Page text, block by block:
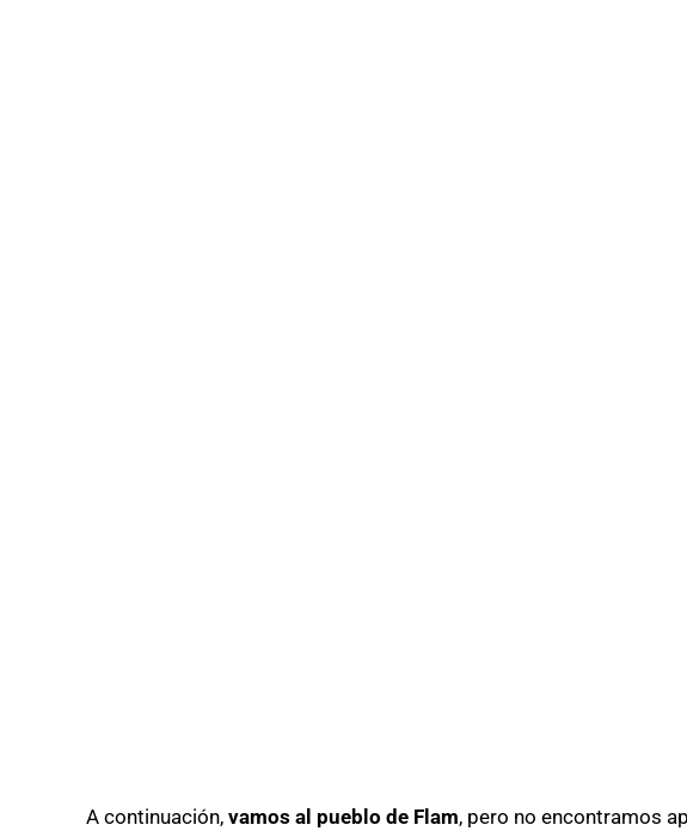
A continuación, vamos al pueblo de Flam, pero no encontramos